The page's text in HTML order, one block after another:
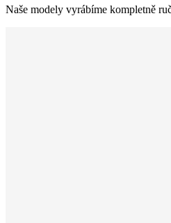
Naše modely vyrábíme kompletně